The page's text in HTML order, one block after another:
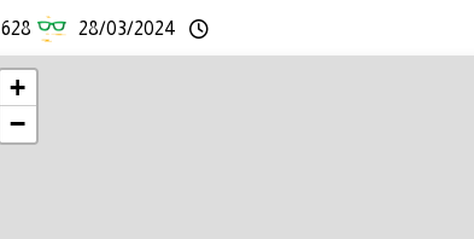
28/03/2024
628
+
−